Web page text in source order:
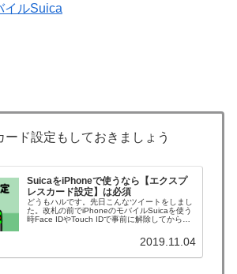
イルSuica
ード設定もしておきましょう
SuicaをiPhoneで使うなら【エクスプ
レスカード設定】は必須
どうもハルです。先日こんなツイートをしまし
た。改札の前でiPhoneのモバイルSuicaを使う
時Face IDやTouch IDで事前に解除してから通
ド」をオンにするとスリープの状態でiPhone
2019.11.04